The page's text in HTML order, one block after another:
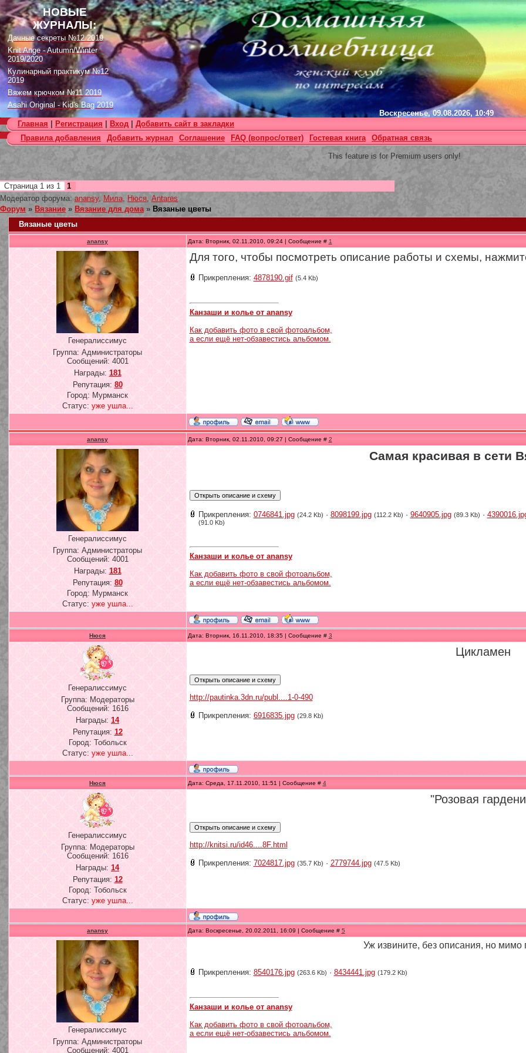
НОВЫЕ
ЖУРНАЛЫ:
Дачные секреты №12 2019
Knit Ange - Autumn/Winter
2019/2020
Кулинарный практикум №12
2019
Вяжем крючком №11 2019
Asahi Original - Kid's Bag 2019
Цветок. Спецвыпуск №4 2019
Designs in Machine Embroidery
№116 2019
Burda Örgü dergisi №2 2019
Fashionable Pieces You Can
Make in a Day
Craft Stamper - January 2020
Воскресенье, 09.08.2026, 10:49
Главная
Регистрация Вход
Добавить сайт в закладки
Правила добавления
Добавить журнал Соглашение FAQ (вопрос/ответ) Гостевая книга Обратная связь
This feature is for Premium users only!
Страница 1 из 1
1
Модератор форума: anansy, Мила, Нюся, Antares
Форум » Вязание » Вязание для дома » Вязаные цветы
Вязаные цветы
anansy Дата: Вторник, 02.11.2010, 09:24 | Сообщение # 1
Генералиссимус
Группа: Администраторы
Сообщений: 4001
Награды: 181
Репутация: 80
Город: Мурманск
Статус: уже ушла...
Для того, чтобы посмотреть описание работы и схемы,
Прикрепления: 4878190.gif (5.4 Kb)
Канзаши и колье от anansy
Как добавить фото в свой фотоальбом,
а если ещё нет-обзавестись альбомом.
anansy Дата: Вторник, 02.11.2010, 09:27 | Сообщение # 2
Генералиссимус
Группа: Администраторы
Сообщений: 4001
Награды: 181
Репутация: 80
Город: Мурманск
Статус: уже ушла...
Самая красивая в сети
Прикрепления: 0746841.jpg (24.2 Kb) · 8098199.jpg (112.2 Kb) · 9640905.jpg (89.3 Kb) ·
(91.0 Kb)
Канзаши и колье от anansy
Как добавить фото в свой фотоальбом,
а если ещё нет-обзавестись альбомом.
Нюся Дата: Вторник, 16.11.2010, 18:35 | Сообщение # 3
Генералиссимус
Группа: Модераторы
Сообщений: 1616
Награды: 14
Репутация: 12
Город: Тобольск
Статус: уже ушла...
Цикламен
http://pautinka.3dn.ru/publ....1-0-490
Прикрепления: 6916835.jpg (29.8 Kb)
Нюся Дата: Среда, 17.11.2010, 11:51 | Сообщение # 4
Генералиссимус
Группа: Модераторы
Сообщений: 1616
Награды: 14
Репутация: 12
Город: Тобольск
Статус: уже ушла...
"Розовая
http://knitsi.ru/id46....8F.html
Прикрепления: 7024817.jpg (35.7 Kb) · 2779744.jpg (47.5 Kb)
anansy Дата: Воскресенье, 20.02.2011, 16:09 | Сообщение # 5
Генералиссимус
Группа: Администраторы
Сообщений: 4001
Уж извините, без описания, но мимо
Прикрепления: 8540176.jpg (263.6 Kb) · 8434441.jpg (179.2 Kb)
Канзаши и колье от anansy
Как добавить фото в свой фотоальбом,
а если ещё нет-обзавестись альбомом.